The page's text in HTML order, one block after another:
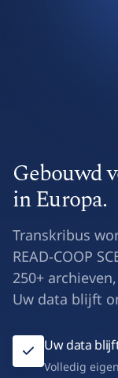
Gebouwd
in Europa.
Transkribus
READ-COOP
250+
Uw data blijft
Uw data
Volledig